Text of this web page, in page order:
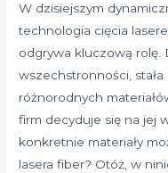
W dzisiejszym
technologia cięcia
odgrywa kluczową rolę.
wszechstronności,
różnorodnych
firm decyduje się na jej
konkretnie materiały
lasera fiber? Otóż, w